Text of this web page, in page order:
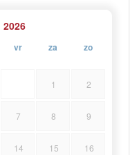
2026
vr za zo
1 2
7 8 9
14 15 16